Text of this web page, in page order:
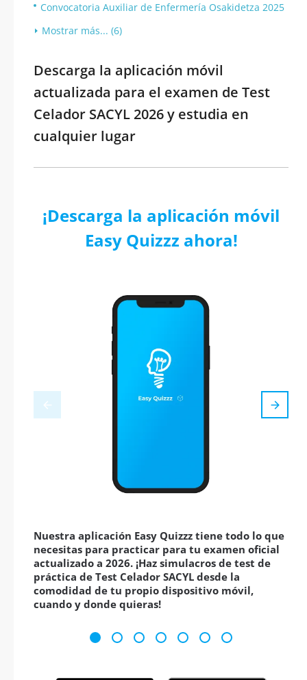
Convocatoria Auxiliar de Enfermería Osakidetza 2025
Mostrar más... (6)
Descarga la aplicación móvil
actualizada para el examen de Test
Celador SACYL 2026 y estudia en
cualquier lugar
¡Descarga la aplicación móvil
Easy Quizzz ahora!
Nuestra aplicación Easy Quizzz tiene todo lo que
necesitas para practicar para tu examen oficial
actualizado a 2026. ¡Haz simulacros de test de
práctica de Test Celador SACYL desde la
comodidad de tu propio dispositivo móvil,
cuando y donde quieras!